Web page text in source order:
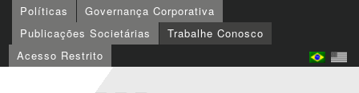
Políticas
Governança Corporativa
Publicações Societárias
Trabalhe Conosco
Acesso Restrito